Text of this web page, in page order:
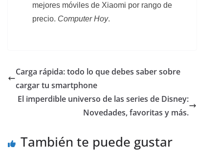
mejores móviles de Xiaomi por rango de
precio. Computer Hoy.
Carga rápida: todo lo que debes saber sobre
cargar tu smartphone
El imperdible universo de las series de Disney:
Novedades, favoritas y más.
También te puede gustar